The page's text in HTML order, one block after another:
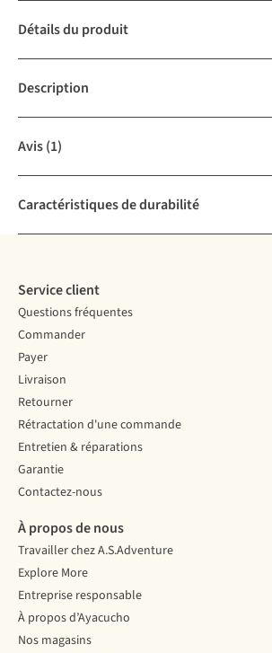
Détails du produit
Description
Avis(1)
Caractéristiques de durabilité
Service client
Questions fréquentes
Commander
Payer
Livraison
Retourner
Rétractation d'une commande
Entretien & réparations
Garantie
Contactez-nous
À propos de nous
Travailler chez A.S.Adventure
Explore More
Entreprise responsable
À propos d’Ayacucho
Nos magasins